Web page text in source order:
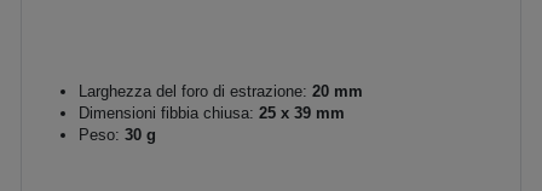
Larghezza del foro di estrazione: 20 mm
Dimensioni fibbia chiusa: 25 x 39 mm
Peso: 30 g